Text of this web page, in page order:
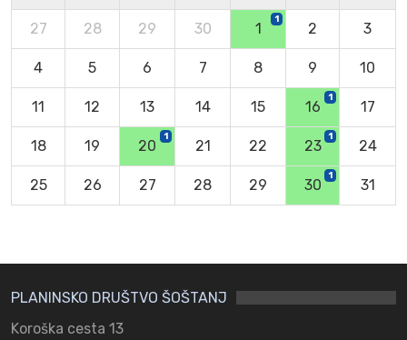
27 28 29 30 1
1
2 3
4 5 6 7 8 9 10
11 12 13 14 15 16
1
17
18 19 20
1
21 22 23
1
24
25 26 27 28 29 30
1
31
PLANINSKO DRUŠTVO ŠOŠTANJ
Koroška cesta 13